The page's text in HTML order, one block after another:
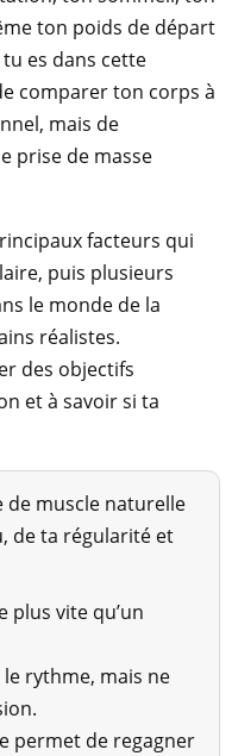
ton poids de départ
es dans cette
comparer ton corps à
mais de
prise de masse
facteurs qui
puis plusieurs
le monde de la
réalistes.
des objectifs
et à savoir si ta
de muscle naturelle
de ta régularité et
plus vite qu’un
rythme, mais ne
permet de regagner